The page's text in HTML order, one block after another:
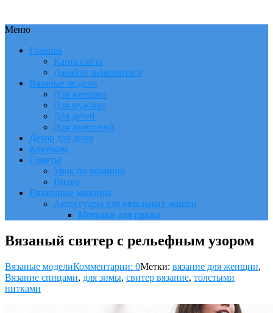
Меню
Главная
Карта сайта
Давайте знакомиться
Вязаные модели
Для женщин
Для мужчин
Для детей
Для животных
Декор для дома
Крючком
Советы
Урок по вязанию
Видео
Вязальные машины
Аксессуары для вязальных машин
Моталки для пряжи
Вязаный свитер с рельефным узором
Вязаные моделиКомментарии: 0Метки: вязание для женщин,
Вязание спицами, для зимы, свитер вязание, толстыми
нитками